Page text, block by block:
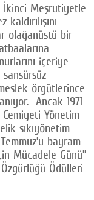
İkinci Meşrutiyetle
olağanüstü bir
içeriye
örgütlerince
Ancak 1971
Yönetim
sıkıyönetim
bayram
Mücadele Günü”
Ödülleri